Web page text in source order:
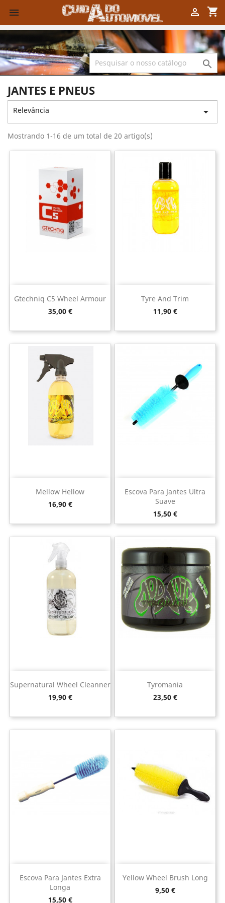
 shopping_cart


JANTES E PNEUS
Relevância 
Mostrando 1-16 de um total de 20 artigo(s)
Gtechniq C5 Wheel Armour
Preço
35,00 €
Tyre And Trim
Preço
11,90 €
Mellow Hellow
Preço
16,90 €
Escova Para Jantes Ultra
Suave
Preço
15,50 €
Supernatural Wheel Cleanner
Preço
19,90 €
Tyromania
Preço
23,50 €
Escova Para Jantes Extra
Longa
Preço
15,50 €
Yellow Wheel Brush Long
Preço
9,50 €